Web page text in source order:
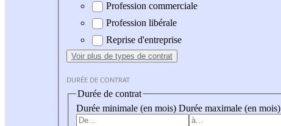
Profession commerciale
Profession libérale
Reprise d'entreprise
Voir plus de types de contrat
DURÉE DE CONTRAT
Durée de contrat
Durée minimale (en mois) Durée maximale (en mois)